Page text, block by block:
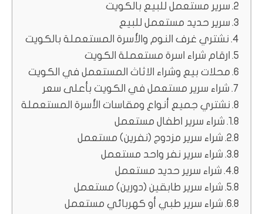
سرير مستعمل للبيع بالكويت
سرير حديد مستعمل للبيع
نشتري غرف النوم والأسرة المستعملة بالكويت
ارقام شراء اسرة مستعملة الكويت
محلات بيع وشراء الاثاث المستعمل في الكويت
شراء سرير مستعمل في الكويت بأعلى سعر
نشتري جميع أنواع ومقاسات الأسرة المستعملة
شراء سرير اطفال مستعمل
شراء سرير مزدوج (نفرين) مستعمل
شراء سرير نفر واحد مستعمل
شراء سرير حديد مستعمل
شراء سرير طابقين (دورين) مستعمل
شراء سرير طبي أو كهربائي مستعمل